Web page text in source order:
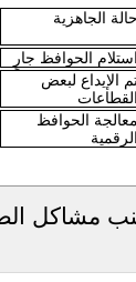
حالة الجاهزية
استلام الحوافظ جارٍ
الإيداع لبعض
القطاعات
معالجة الحوافظ
الرقمية
مشاكل